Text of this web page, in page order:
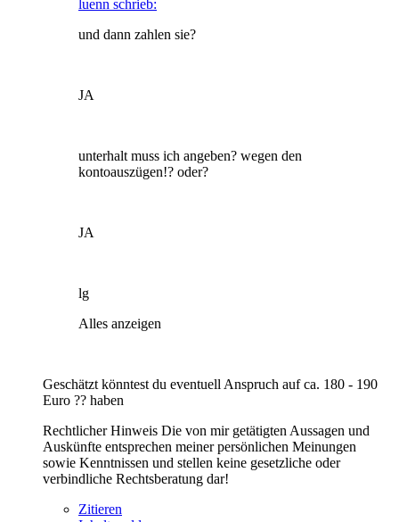
luenn schrieb:
und dann zahlen sie?
JA
unterhalt muss ich angeben? wegen den
kontoauszügen!? oder?
JA
lg
Alles anzeigen
Geschätzt könntest du eventuell Anspruch auf ca. 180 - 190
Euro ?? haben
Rechtlicher Hinweis Die von mir getätigten Aussagen und
Auskünfte entsprechen meiner persönlichen Meinungen
sowie Kenntnissen und stellen keine gesetzliche oder
verbindliche Rechtsberatung dar!
Zitieren